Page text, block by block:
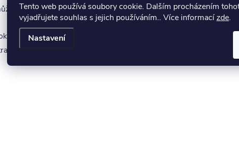
Tento web používá soubory cookie. Dalším procházením
vyjadřujete souhlas s jejich používáním.. Více informacízde.
Nastavení
být libovolně umístněn na pravé nebo levé straně postele.
bez roštu.
bílou, kde drobně prosvítá struktura dřeva. Krycí bíla